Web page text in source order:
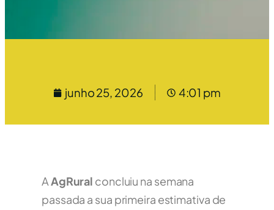
junho 25, 2026 4:01 pm
AAgRural concluiu na semana
passada a sua primeira estimativa de